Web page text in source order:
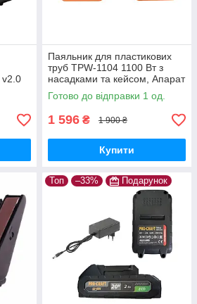
v2.0
Паяльник для пластикових
труб TPW-1104 1100 Вт з
насадками та кейсом, Апарат
для зварювання пластикових
труб
Готово до відправки 1 од.
1 596 ₴ 1 900 ₴
Купити
Топ –33% Подарунок